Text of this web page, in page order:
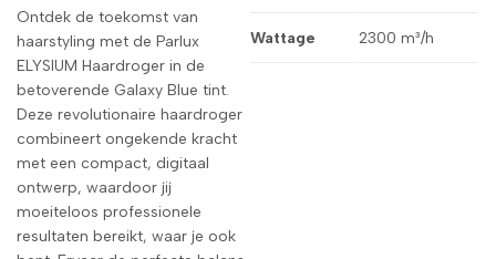
Ontdek de toekomst van
haarstyling met de Parlux
ELYSIUM Haardroger in de
betoverende Galaxy Blue tint.
Deze revolutionaire haardroger
combineert ongekende kracht
met een compact, digitaal
ontwerp, waardoor jij
moeiteloos professionele
resultaten bereikt, waar je ook
Wattage 2300 m³/h